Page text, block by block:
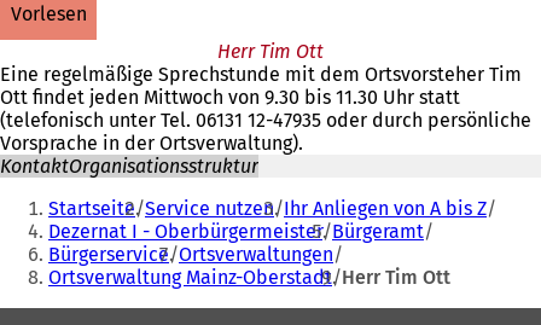
vorlesen
Herr Tim Ott
Eine regelmäßige Sprechstunde mit dem Ortsvorsteher Tim
Ott findet jeden Mittwoch von 9.30 bis 11.30 Uhr statt
(telefonisch unter Tel. 06131 12-47935 oder durch persönliche
Vorsprache in der Ortsverwaltung).
KontaktOrganisationsstruktur
Sie
befinden
sich
hier:
Startseite Service nutzen Ihr Anliegen von A bis Z
Dezernat I - Oberbürgermeister Bürgeramt
Bürgerservice Ortsverwaltungen
Ortsverwaltung Mainz-Oberstadt Herr Tim Ott